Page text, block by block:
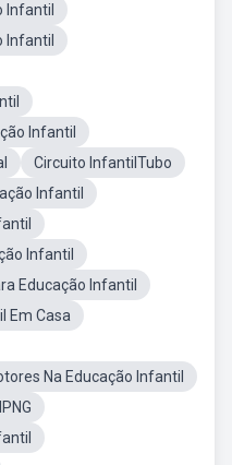
Infantil
Infantil
Infantil
Circuito InfantilTubo
Infantil
Infantil
Educação Infantil
Em Casa
Na Educação Infantil